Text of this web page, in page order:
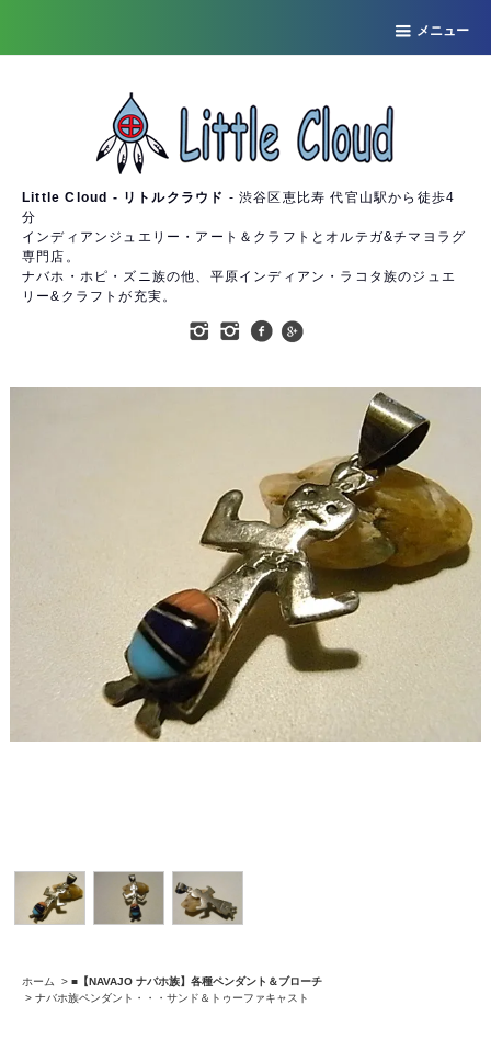
メニュー
Little Cloud - リトルクラウド - 渋谷区恵比寿 代官山駅から徒歩4
分
インディアンジュエリー・アート＆クラフトとオルテガ&チマヨラグ
専門店。
ナバホ・ホピ・ズニ族の他、平原インディアン・ラコタ族のジュエ
リー&クラフトが充実。
ホーム > ■【NAVAJO ナバホ族】各種ペンダント＆ブローチ
> ナバホ族ペンダント・・・サンド＆トゥーファキャスト